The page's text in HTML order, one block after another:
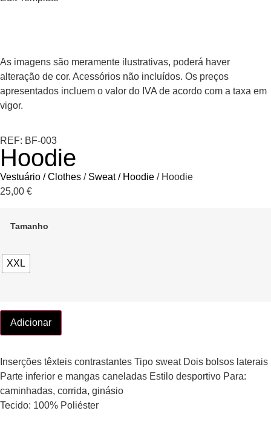
As imagens são meramente ilustrativas, poderá haver
alteração de cor. Acessórios não incluídos. Os preços
apresentados incluem o valor do IVA de acordo com a taxa em
vigor.
REF: BF-003
Hoodie
Vestuário / Clothes / Sweat / Hoodie / Hoodie
25,00 €
Tamanho
XXL
Adicionar
Inserções têxteis contrastantes Tipo sweat Dois bolsos laterais
Parte inferior e mangas caneladas Estilo desportivo Para:
caminhadas, corrida, ginásio
Tecido: 100% Poliéster